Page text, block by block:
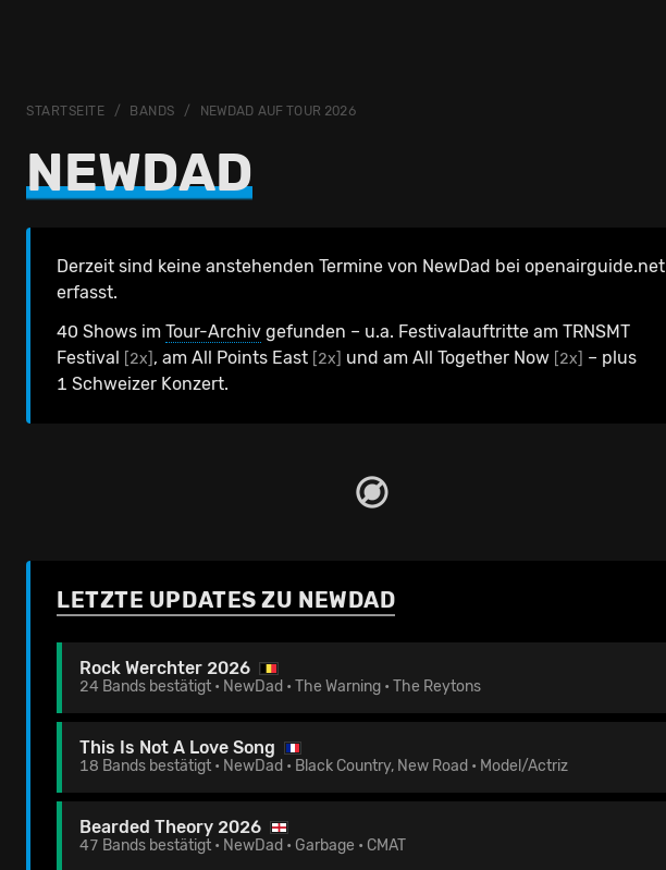
STARTSEITE BANDS NEWDAD AUF TOUR 2026
NEWDAD
Derzeit sind keine anstehenden Termine von NewDad bei openairguide.net
erfasst.
40 Shows im Tour-Archiv gefunden – u.a. Festivalauftritte am TRNSMT
Festival [2x] , am All Points East [2x] und am All Together Now [2x] – plus
1 Schweizer Konzert.
LETZTE UPDATES ZU NEWDAD
Rock Werchter 2026
24 Bands bestätigt • NewDad • The Warning • The Reytons
This Is Not A Love Song
18 Bands bestätigt • NewDad • Black Country, New Road • Model/Actriz
Bearded Theory 2026
47 Bands bestätigt • NewDad • Garbage • CMAT